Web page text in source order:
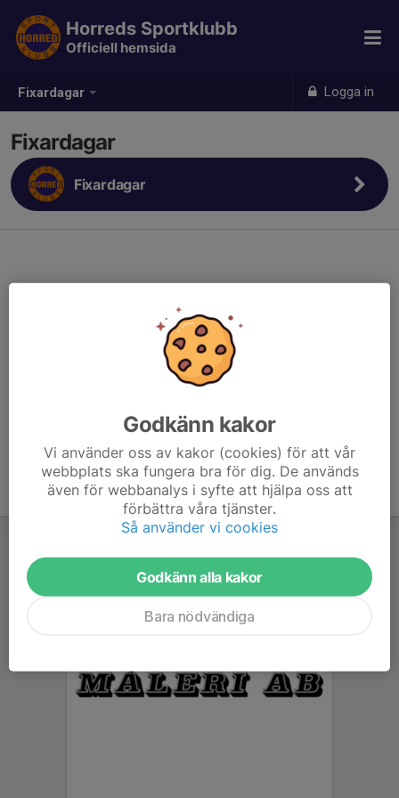
Fixardagar Logga in
Horreds Sportklubb
Officiell hemsida
Fixardagar
Fixardagar
Godkänn kakor
Vi använder oss av kakor (cookies) för att vår
webbplats ska fungera bra för dig. De används
även för webbanalys i syfte att hjälpa oss att
förbättra våra tjänster.
Så använder vi cookies
Godkänn alla kakor
Bara nödvändiga